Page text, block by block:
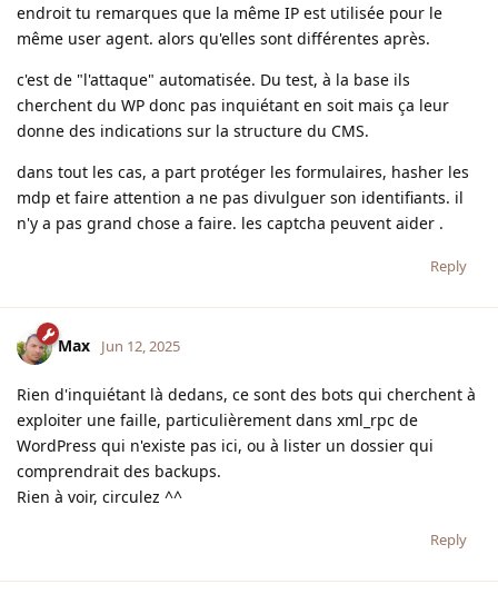
endroit tu remarques que la même IP est utilisée pour le
même user agent. alors qu'elles sont différentes après.
c'est de "l'attaque" automatisée. Du test, à la base ils
cherchent du WP donc pas inquiétant en soit mais ça leur
donne des indications sur la structure du CMS.
dans tout les cas, a part protéger les formulaires, hasher les
mdp et faire attention a ne pas divulguer son identifiants. il
n'y a pas grand chose a faire. les captcha peuvent aider .
Reply
Max Jun 12, 2025
Rien d'inquiétant là dedans, ce sont des bots qui cherchent à
exploiter une faille, particulièrement dans xml_rpc de
WordPress qui n'existe pas ici, ou à lister un dossier qui
comprendrait des backups.
Rien à voir, circulez ^^
Reply